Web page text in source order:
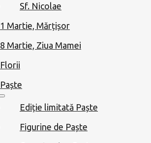
Sf. Nicolae
1 Martie, Mărțișor
8 Martie, Ziua Mamei
Florii
Paște
Ediție limitată Paște
Figurine de Paște